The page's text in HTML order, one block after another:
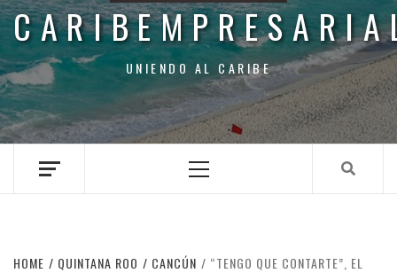
UNIENDO AL CARIBE
Menu
HOME QUINTANA ROO CANCÚN
“TENGO QUE CONTARTE”, EL